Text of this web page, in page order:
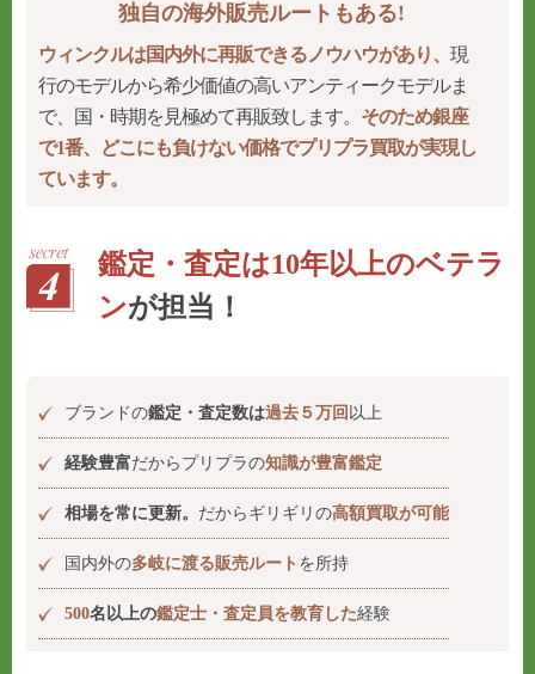
独自の海外販売ルートもある!
ウィンクルは国内外に再販できるノウハウがあり、現
行のモデルから希少価値の高いアンティークモデルま
で、国・時期を見極めて再販致します。 そのため銀座
で1番、どこにも負けない価格でプリプラ買取が実現し
ています。
鑑定・査定は10年以上のベテラ
ンが担当！
ブランドの鑑定・査定数は過去５万回 以上
経験豊富だからプリプラの知識が豊富鑑定
相場を常に更新。 だからギリギリの高額買取が可能
国内外の多岐に渡る販売ルート を所持
500名以上の鑑定士・査定員を教育した経験